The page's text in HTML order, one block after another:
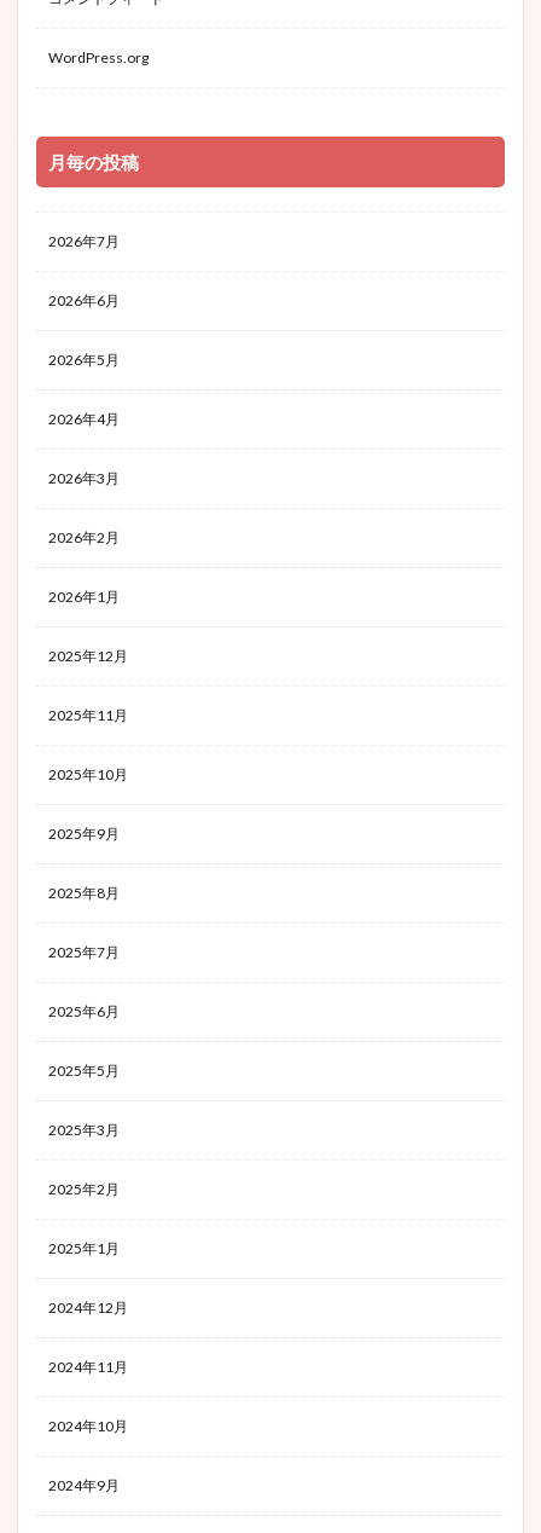
WordPress.org
月毎の投稿
2026年7月
2026年6月
2026年5月
2026年4月
2026年3月
2026年2月
2026年1月
2025年12月
2025年11月
2025年10月
2025年9月
2025年8月
2025年7月
2025年6月
2025年5月
2025年3月
2025年2月
2025年1月
2024年12月
2024年11月
2024年10月
2024年9月